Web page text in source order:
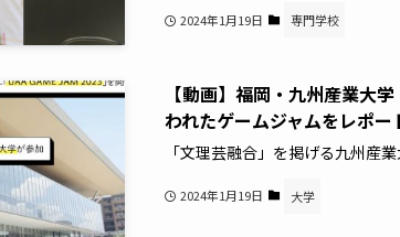
2024年1月19日 専門学校
【動画】福岡・九州産業大
われたゲームジャムをレポー
「文理芸融合」を掲げる九州産
2024年1月19日 大学